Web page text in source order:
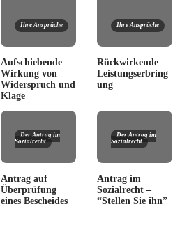
Ihre Ansprüche
Aufschiebende
Wirkung von
Widerspruch und
Klage
Ihre Ansprüche
Rückwirkende
Leistungserbring
ung
Der Antrag im
Sozialrecht
Antrag auf
Überprüfung
eines Bescheides
Der Antrag im
Sozialrecht
Antrag im
Sozialrecht –
“Stellen Sie ihn”